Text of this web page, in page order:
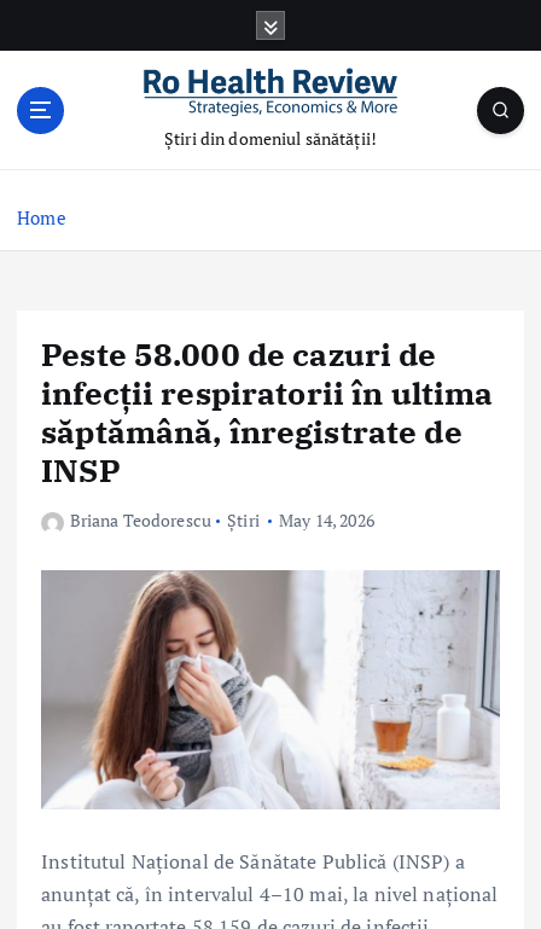
Știri din domeniul sănătății!
Home
Peste 58.000 de cazuri de
infecții respiratorii în ultima
săptămână, înregistrate de
INSP
Briana Teodorescu Știri May 14, 2026
Institutul Național de Sănătate Publică (INSP) a
anunțat că, în intervalul 4–10 mai, la nivel național